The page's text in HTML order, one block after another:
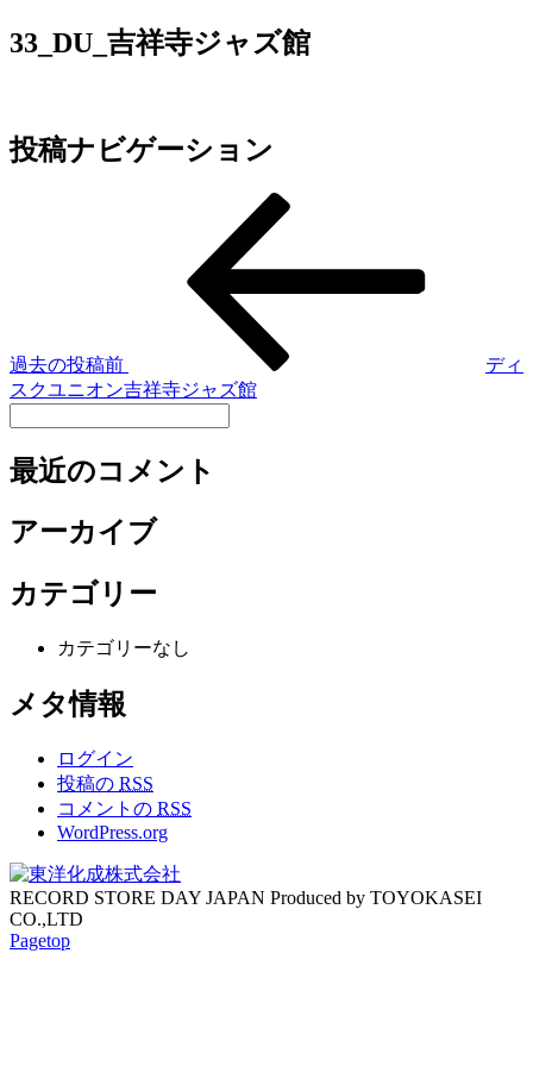
33_DU_吉祥寺ジャズ館
投稿ナビゲーション
過去の投稿前
ディ
スクユニオン吉祥寺ジャズ館
最近のコメント
アーカイブ
カテゴリー
カテゴリーなし
メタ情報
ログイン
投稿の RSS
コメントの RSS
WordPress.org
RECORD STORE DAY JAPAN Produced by TOYOKASEI
CO.,LTD
Pagetop